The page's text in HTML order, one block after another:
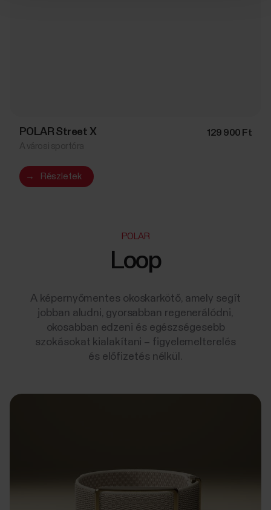
POLAR Street X 129 900 Ft
→ Részletek
POLAR
Loop
A képernyőmentes okoskarkötő, amely segít
jobban aludni, gyorsabban regenerálódni,
okosabban edzeni és egészségesebb
szokásokat kialakítani – figyelemelterelés
és előfizetés nélkül.